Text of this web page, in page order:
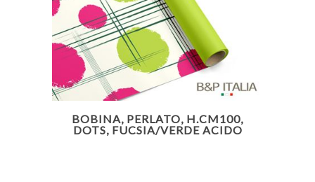
BOBINA, PERLATO, H.CM100,
DOTS, FUCSIA/VERDE ACIDO